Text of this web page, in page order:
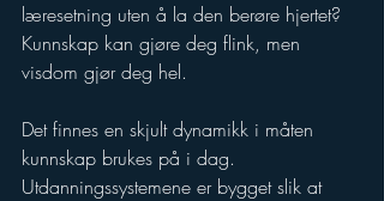
læresetning uten å la den berøre hjertet?
Kunnskap kan gjøre deg flink, men
visdom gjør deg hel.
Det finnes en skjult dynamikk i måten
kunnskap brukes på i dag.
Utdanningssystemene er bygget slik at